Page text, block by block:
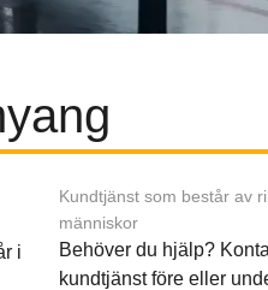
i
Kundtjänst som består av
människor
Behöver du hjälp?
kundtjänst före eller